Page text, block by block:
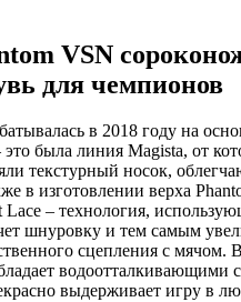
VSN
для чемпионов
в 2018 году на
была линия Magista, от
текстурный носок,
в изготовлении верха
Lace – технология,
шнуровку и тем самым
сцепления с мячом.
водоотталкивающими
выдерживает игру в